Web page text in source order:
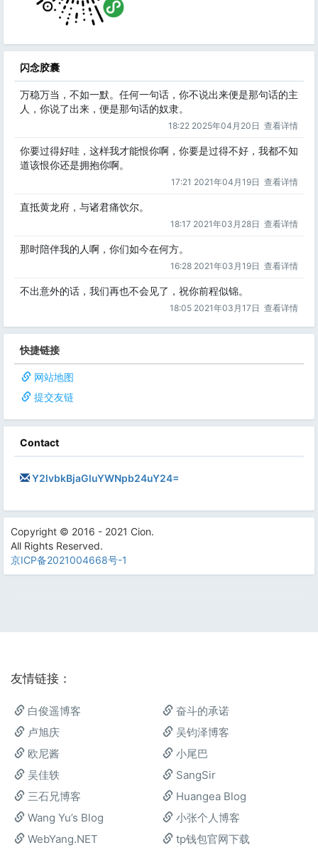
闪念胶囊
万稳万当，不如一默。任何一句话，你不说出来便是那句话的主
人，你说了出来，便是那句话的奴隶。
18:22 2025年04月20日 查看详情
你要过得好哇，这样我才能恨你啊，你要是过得不好，我都不知
道该恨你还是拥抱你啊。
17:21 2021年04月19日 查看详情
直抵黄龙府，与诸君痛饮尔。
18:17 2021年03月28日 查看详情
那时陪伴我的人啊，你们如今在何方。
16:28 2021年03月19日 查看详情
不出意外的话，我们再也不会见了，祝你前程似锦。
18:05 2021年03月17日 查看详情
快捷链接
网站地图
提交友链
Contact
Y2lvbkBjaGluYWNpb24uY24=
Copyright © 2016 - 2021 Cion.
All Rights Reserved.
京ICP备2021004668号-1
友情链接：
白俊遥博客
奋斗的承诺
卢旭庆
吴钧泽博客
欧尼酱
小尾巴
吴佳轶
SangSir
三石兄博客
Huangea Blog
Wang Yu’s Blog
小张个人博客
WebYang.NET
tp钱包官网下载